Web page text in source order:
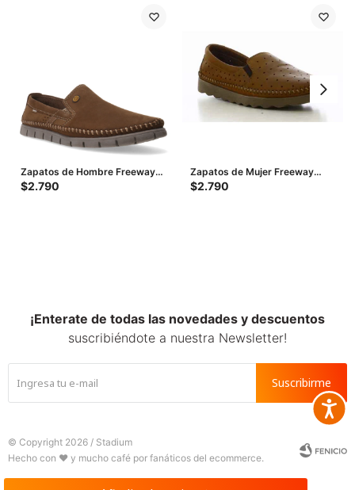
Zapatos de Hombre Freeway
Rutero Casual - Marrón Alga
$2.790
Zapatos de Mujer Freeway
Casual - Marrón Habana
$2.790
¡Enterate de todas las novedades y descuentos
suscribiéndote a nuestra Newsletter!
Suscribirme
© Copyright 2026 / Stadium